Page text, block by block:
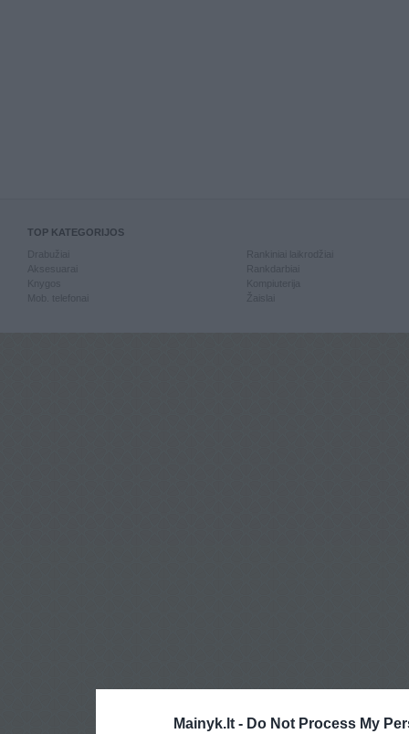
Mainyk.lt - Do Not Process My
TOP KATEGORIJOS
Knygos
Mob. telefonai
Kompiuterija
Žaislai